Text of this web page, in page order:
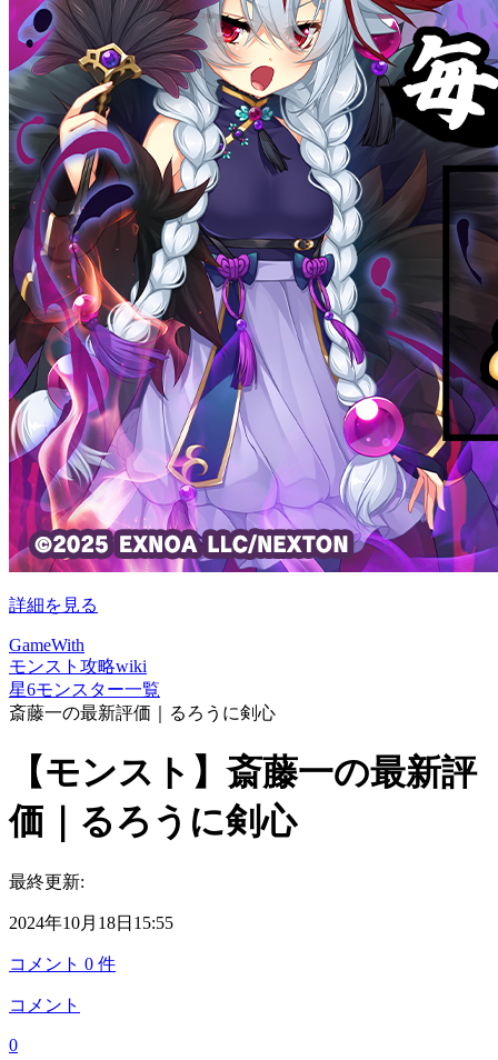
詳細を見る
GameWith
モンスト攻略wiki
星6モンスター一覧
斎藤一の最新評価｜るろうに剣心
【モンスト】斎藤一の最新評
価｜るろうに剣心
最終更新:
2024年10月18日15:55
コメント 0 件
コメント
0